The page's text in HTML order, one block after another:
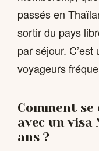
passés en
sortir du pays
par séjour.
voyageurs
Comment
avec un visa
ans ?